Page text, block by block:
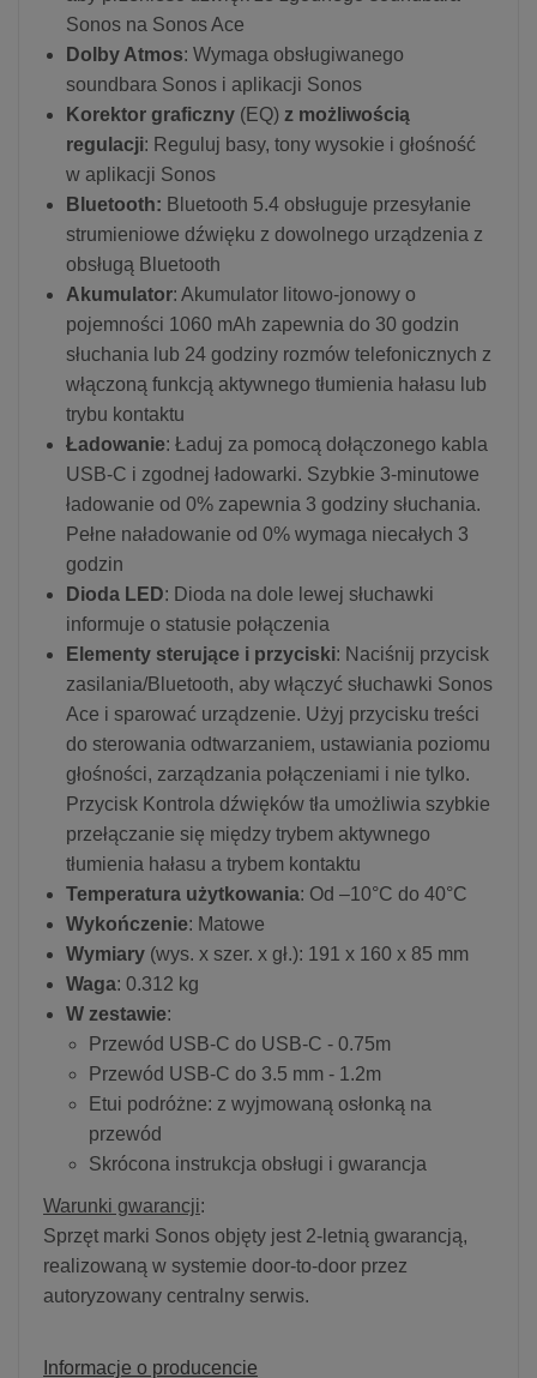
Sonos na Sonos Ace
Dolby Atmos: Wymaga obsługiwanego
soundbara Sonos i aplikacji Sonos
Korektor graficzny (EQ) z możliwością
regulacji: Reguluj basy, tony wysokie i głośność
w aplikacji Sonos
Bluetooth: Bluetooth 5.4 obsługuje przesyłanie
strumieniowe dźwięku z dowolnego urządzenia z
obsługą Bluetooth
Akumulator: Akumulator litowo-jonowy o
pojemności 1060 mAh zapewnia do 30 godzin
słuchania lub 24 godziny rozmów telefonicznych z
włączoną funkcją aktywnego tłumienia hałasu lub
trybu kontaktu
Ładowanie: Ładuj za pomocą dołączonego kabla
USB-C i zgodnej ładowarki. Szybkie 3-minutowe
ładowanie od 0% zapewnia 3 godziny słuchania.
Pełne naładowanie od 0% wymaga niecałych 3
godzin
Dioda LED: Dioda na dole lewej słuchawki
informuje o statusie połączenia
Elementy sterujące i przyciski: Naciśnij przycisk
zasilania/Bluetooth, aby włączyć słuchawki Sonos
Ace i sparować urządzenie. Użyj przycisku treści
do sterowania odtwarzaniem, ustawiania poziomu
głośności, zarządzania połączeniami i nie tylko.
Przycisk Kontrola dźwięków tła umożliwia szybkie
przełączanie się między trybem aktywnego
tłumienia hałasu a trybem kontaktu
Temperatura użytkowania: Od –10°C do 40°C
Wykończenie: Matowe
Wymiary (wys. x szer. x gł.): 191 x 160 x 85 mm
Waga: 0.312 kg
W zestawie:
Przewód USB-C do USB-C - 0.75m
Przewód USB-C do 3.5 mm - 1.2m
Etui podróżne: z wyjmowaną osłonką na
przewód
Skrócona instrukcja obsługi i gwarancja
Warunki gwarancji:
Sprzęt marki Sonos objęty jest 2-letnią gwarancją,
realizowaną w systemie door-to-door przez
autoryzowany centralny serwis.
Informacje o producencie